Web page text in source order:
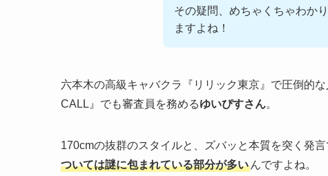
その疑問、めちゃくちゃわか
ますよね！
六本木の高級キャバクラ『リリック東京』で圧倒的
CALL』でも審査員を務めるゆいぴすさん。
170cmの抜群のスタイルと、ズバッと本質を突く発
ついては謎に包まれている部分が多い んですよね。